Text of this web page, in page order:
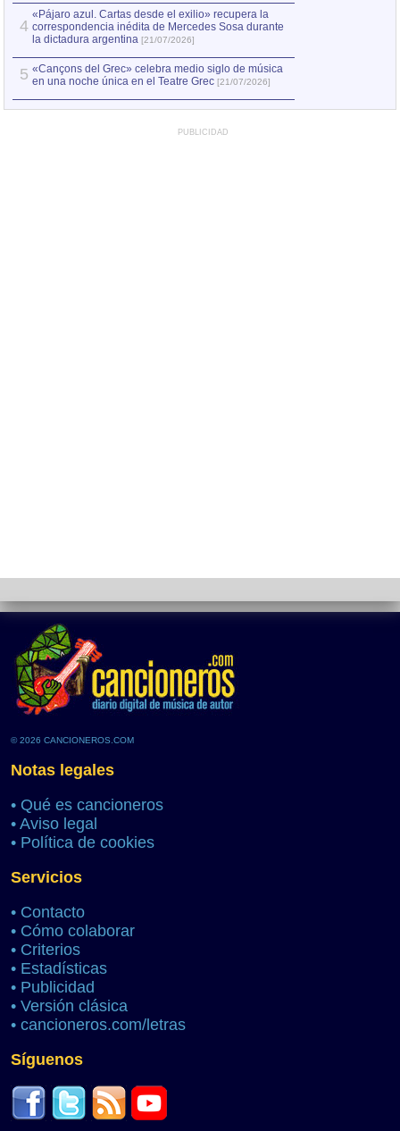
4
«Pájaro azul. Cartas desde el exilio» recupera la
correspondencia inédita de Mercedes Sosa durante
la dictadura argentina [21/07/2026]
5 «Cançons del Grec» celebra medio siglo de música
en una noche única en el Teatre Grec [21/07/2026]
PUBLICIDAD
© 2026 CANCIONEROS.COM
Notas legales
• Qué es cancioneros
• Aviso legal
• Política de cookies
Servicios
• Contacto
• Cómo colaborar
• Criterios
• Estadísticas
• Publicidad
• Versión clásica
• cancioneros.com/letras
Síguenos